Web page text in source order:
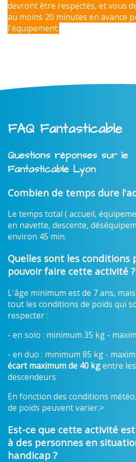
devront être respectés, et vous
au moins 20 minutes en avance
l'équipement.
FAQ Fantasticable
Questions réponses sur le
Fantasticable Lyon
Combien de temps dure
Le temps total ( accueil,
en navette, descente,
environ 45 min.
Quelles sont les conditions
pouvoir faire cette activité ?
L'âge minimum est de 7 ans,
tout les conditions de poids qui
respecter :
- en solo : minimum 35 kg -
- en duo : minimum 85 kg -
écart maximum de 40 kgentre
descendeurs
En fonction des conditions
de poids peuvent varier.>
Est-ce que cette activité
à des personnes en
handicap ?